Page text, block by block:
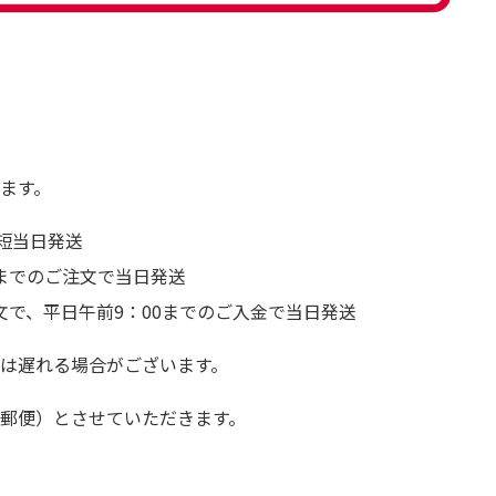
す。
当日発送
でのご注文で当日発送
、平日午前9：00までのご入金で当日発送
れる場合がございます。
便）とさせていただきます。